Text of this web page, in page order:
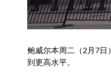
鲍威尔本周二（2月7日
到更高水平。